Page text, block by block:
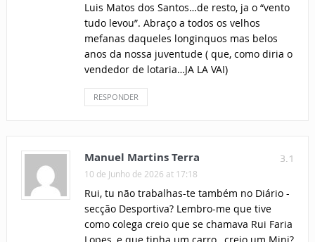
Luis Matos dos Santos…de resto, ja o “vento
tudo levou”. Abraço a todos os velhos
mefanas daqueles longinquos mas belos
anos da nossa juventude ( que, como diria o
vendedor de lotaria…JA LA VAI)
RESPONDER
3.1
Manuel Martins Terra
10 de Junho de 2026 at 17:18
Rui, tu não trabalhas-te também no Diário -
secção Desportiva? Lembro-me que tive
como colega creio que se chamava Rui Faria